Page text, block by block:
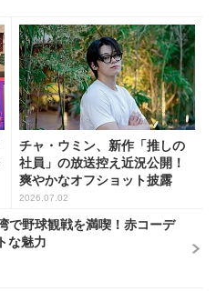
チャ・ウミン、新作「推しの
社員」の放送控え近況公開！
爽やかなオフショット披露
2026.07.02
で野球観戦を満喫！赤コーデ
な魅力